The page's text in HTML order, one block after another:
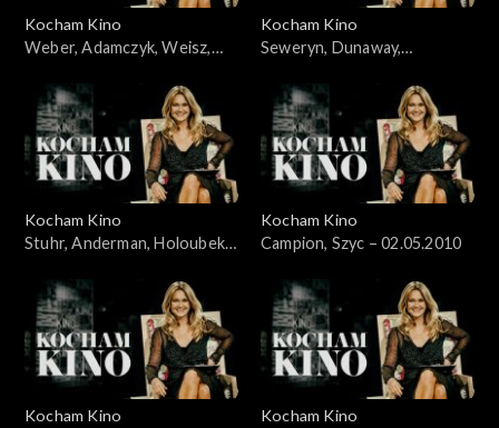
Kocham Kino
Weber, Adamczyk, Weisz,
Kocham Kino
Seweryn, Dunaway,
Kocham Kino
Stuhr, Anderman, Holoubek –
Kocham Kino
Campion, Szyc – 02.05.2010
Kocham Kino
Kocham Kino